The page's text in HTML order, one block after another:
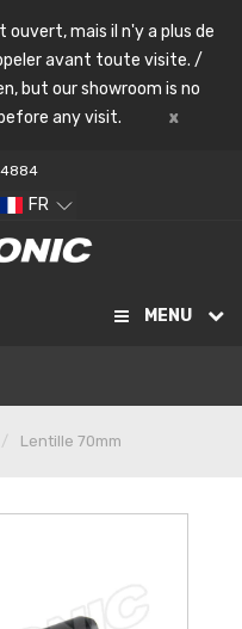
mais il n'y a plus de
avant toute visite. /
but our showroom is no
any visit.
x
4884
FR
MENU
Lentille 70mm